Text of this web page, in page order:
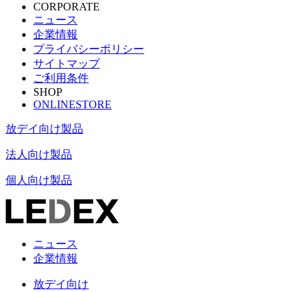
CORPORATE
ニュース
企業情報
プライバシーポリシー
サイトマップ
ご利用条件
SHOP
ONLINESTORE
放デイ向け製品
法人向け製品
個人向け製品
ニュース
企業情報
放デイ向け